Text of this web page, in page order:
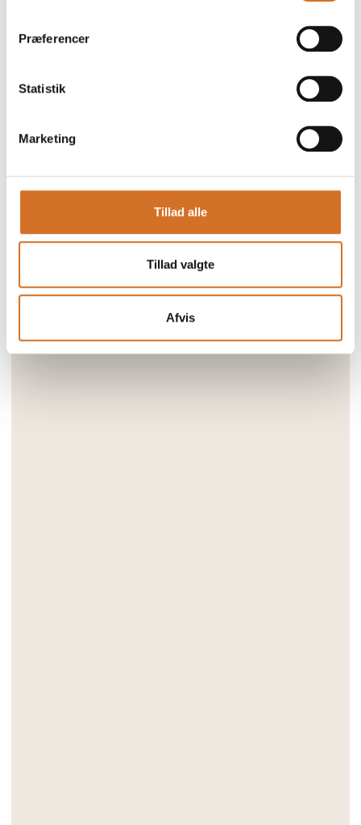
Præferencer
Statistik
Marketing
Tillad alle
Tillad valgte
Afvis